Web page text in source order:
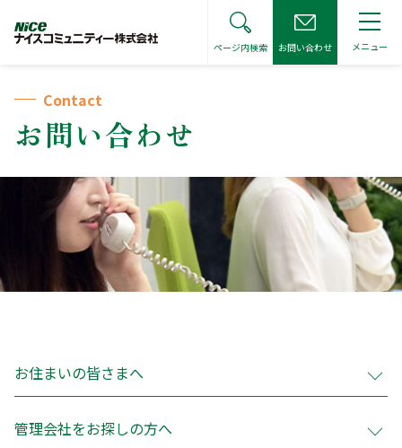
トップページ
お住まいの皆さまへ トップ
管理費等の振替口座変更受付
保管場所使用承諾証明書発行
管理会社をお探しの方へ
管理会社をお探しの方へ トップ
管理見積に関するご相談
不動産仲介会社の方へ
不動産仲介会社の方へ トップ
重要事項調査依頼受付
お知らせ
ページ内検索 お問い合わせ メニュー
Contact
お問い合わせ
お住まいの皆さまへ
管理会社をお探しの方へ